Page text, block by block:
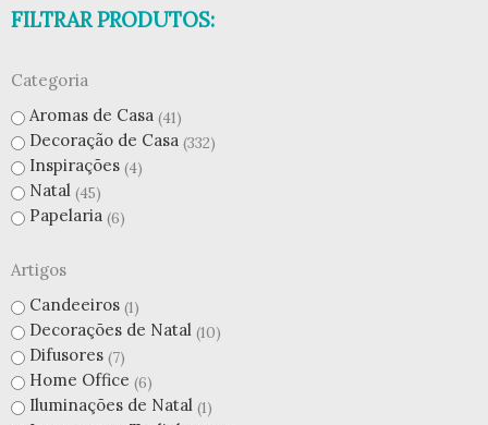
FILTRAR PRODUTOS:
Categoria
Aromas de Casa 41
Decoração de Casa 332
Inspirações 4
Natal 45
Papelaria 6
Artigos
Candeeiros 1
Decorações de Natal 10
Difusores 7
Home Office 6
Iluminações de Natal 1